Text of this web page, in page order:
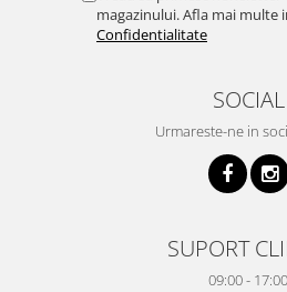
magazinului. Afla mai multe
Confidentialitate
SOCIAL
Urmareste-ne in
SUPORT
09:00 - 17:00